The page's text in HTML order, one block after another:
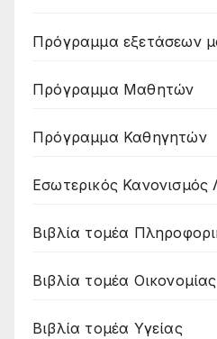
Πρόγραμμα εξετάσεων
Πρόγραμμα Μαθητών
Πρόγραμμα Καθηγητών
Εσωτερικός Κανονισμός
Βιβλία τομέα
Βιβλία τομέα Οικονομίας
Βιβλία τομέα Υγείας